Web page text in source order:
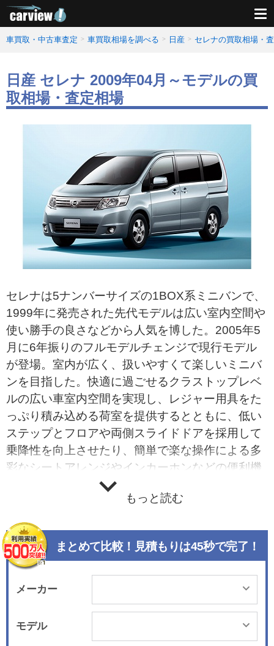
車買取・中古車査定 車買取相場を調べる 日産 セレナの買取相場・
日産 セレナ 2009年04月～モデルの買
取相場・査定相場
セレナは5ナンバーサイズの1BOX系ミニバンで、
1999年に発売された先代モデルは広い室内空間や
使い勝手の良さなどから人気を博した。2005年5
月に6年振りのフルモデルチェンジで現行モデル
が登場。室内が広く、扱いやすくて楽しいミニバ
ンを目指した。快適に過ごせるクラストップレベ
ルの広い車室内空間を実現し、レジャー用具をた
っぷり積み込める荷室を提供するとともに、低い
ステップとフロアや両側スライドドアを採用して
乗降性を向上させたり、簡単で楽な操作による多
彩なシートアレンジやインカーホンなどの便利機
能を備えた。外観は大きくラウンドしたフロント
エンドやフードからルーフへ流れるようなライン
感のある立体的なフォルムも特徴だ。2列目中央
部に装備されるセカンドマルチセンターシートは
多機能な使い勝手を発揮する。エンジンは全車に
2.0リッターDOHCを搭載、無段変速のエクストロ
ニックCVTと組み合わされる。2005年12月には平
成17年基準75％低減レベルの認定を受けるととも
に、ヘッドランプレベライザーを採用した。2006
もっと読む
まとめて比較！見積もりは45秒で完了！
メーカー
モデル